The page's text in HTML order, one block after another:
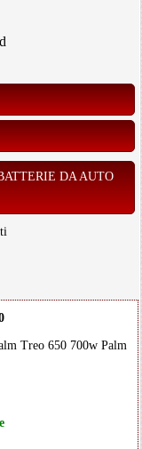
DA AUTO
Treo 650 700w Palm